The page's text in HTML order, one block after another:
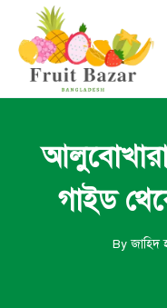
content
আলুবোখারা
গাইড
By জাহিদ